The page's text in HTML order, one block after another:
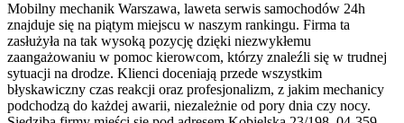
Mobilny mechanik Warszawa, laweta serwis samochodów 24h
znajduje się na piątym miejscu w naszym rankingu. Firma ta
zasłużyła na tak wysoką pozycję dzięki niezwykłemu
zaangażowaniu w pomoc kierowcom, którzy znaleźli się w trudnej
sytuacji na drodze. Klienci doceniają przede wszystkim
błyskawiczny czas reakcji oraz profesjonalizm, z jakim mechanicy
podchodzą do każdej awarii, niezależnie od pory dnia czy nocy.